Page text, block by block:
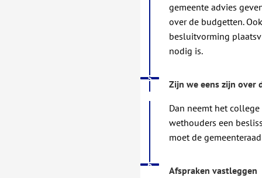
gemeente advies
over de budgetten.
besluitvorming
nodig is.
Zijn we eens zijn over
Status: Actief
Opvolgingsnummer:
5
Dan neemt het
wethouders een
moet de
Afspraken vastleggen
Status: Actief
Opvolgingsnummer:
6